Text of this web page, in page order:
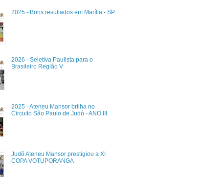
2025 - Bons resultados em Marília - SP
2026 - Seletiva Paulista para o
Brasileiro Região V
2025 - Ateneu Mansor brilha no
Circuito São Paulo de Judô - ANO III
Judô Ateneu Mansor prestigiou a XI
COPA VOTUPORANGA